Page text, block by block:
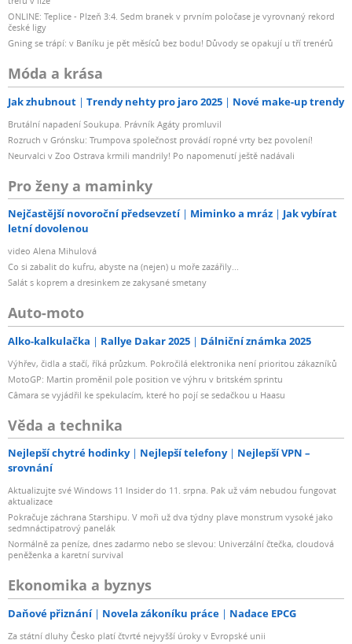
ONLINE: Teplice - Plzeň 3:4. Sedm branek v prvním poločase je vyrovnaný rekord
české ligy
Gning se trápí: v Baníku je pět měsíců bez bodu! Důvody se opakují u tří trenérů
Móda a krása
Jak zhubnout Trendy nehty pro jaro 2025 Nové make-up trendy
Brutální napadení Soukupa. Právník Agáty promluvil
Rozruch v Grónsku: Trumpova společnost provádí ropné vrty bez povolení!
Neurvalci v Zoo Ostrava krmili mandrily! Po napomenutí ještě nadávali
Pro ženy a maminky
Nejčastější novoroční předsevzetí Miminko a mráz
Jak vybírat
letní dovolenou
video Alena Mihulová
Co si zabalit do kufru, abyste na (nejen) u moře zazářily...
Salát s koprem a dresinkem ze zakysané smetany
Auto-moto
Alko-kalkulačka Rallye Dakar 2025 Dálniční známka 2025
Výhřev, čidla a stačí, říká průzkum. Pokročilá elektronika není prioritou zákazníků
MotoGP: Martin proměnil pole position ve výhru v britském sprintu
Câmara se vyjádřil ke spekulacím, které ho pojí se sedačkou u Haasu
Věda a technika
Nejlepší chytré hodinky Nejlepší telefony
Nejlepší VPN –
srovnání
Aktualizujte své Windows 11 Insider do 11. srpna. Pak už vám nebudou fungovat
aktualizace
Pokračuje záchrana Starshipu. V moři už dva týdny plave monstrum vysoké jako
sedmnáctipatrový panelák
Normálně za peníze, dnes zadarmo nebo se slevou: Univerzální čtečka, cloudová
peněženka a karetní survival
Ekonomika a byznys
Daňové přiznání Novela zákoníku práce Nadace EPCG
Za státní dluhy Česko platí čtvrté nejvyšší úroky v Evropské unii